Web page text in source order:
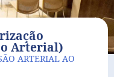
Arterial)
ARTERIAL AO